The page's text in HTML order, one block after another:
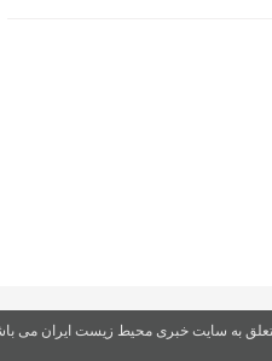
به سایت خبری محیط زیست ایران می